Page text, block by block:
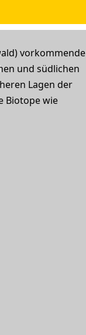
vorkommende
und südlichen
Lagen der
Biotope wie